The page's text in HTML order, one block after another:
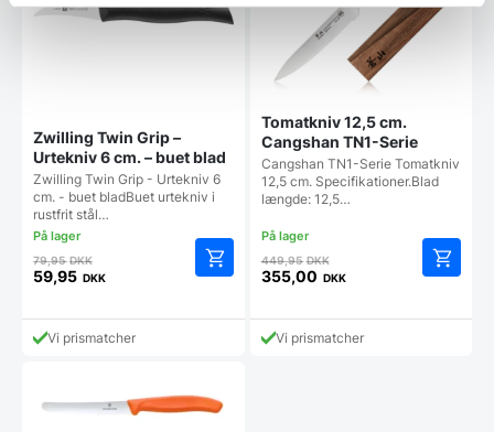
Zwilling Twin Grip –
Urtekniv 6 cm. – buet blad
Zwilling Twin Grip - Urtekniv 6
cm. - buet bladBuet urtekniv i
rustfrit stål…
79,95DKKDen
oprindelige
var:
79,95 DKK.
59,95 DKK
aktuelle
prisVi prismatcher
Tomatkniv 12,5 cm.
Cangshan TN1-Serie
Cangshan TN1-Serie Tomatkniv
12,5 cm. Specifikationer.Blad
længde: 12,5…
449,95DKKDen
oprindelige
var:
449,95 DKK.
355,00 DKK
aktuelle
prisVi prismatcher